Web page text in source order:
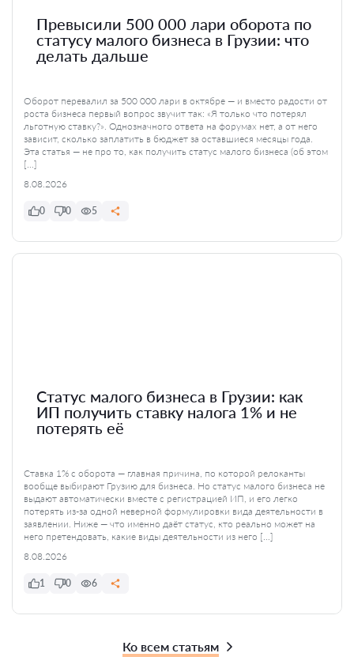
Превысили 500 000 лари оборота по
статусу малого бизнеса в Грузии: что
делать дальше
Оборот перевалил за 500 000 лари в октябре — и вместо радости от
роста бизнеса первый вопрос звучит так: «Я только что потерял
льготную ставку?». Однозначного ответа на форумах нет, а от него
зависит, сколько заплатить в бюджет за оставшиеся месяцы года.
Эта статья — не про то, как получить статус малого бизнеса (об этом
[…]
8.08.2026
0 0 5
Статус малого бизнеса в Грузии: как
ИП получить ставку налога 1% и не
потерять её
Ставка 1% с оборота — главная причина, по которой релоканты
вообще выбирают Грузию для бизнеса. Но статус малого бизнеса не
выдают автоматически вместе с регистрацией ИП, и его легко
потерять из-за одной неверной формулировки вида деятельности в
заявлении. Ниже — что именно даёт статус, кто реально может на
него претендовать, какие виды деятельности из него […]
8.08.2026
1 0 6
Ко всем статьям